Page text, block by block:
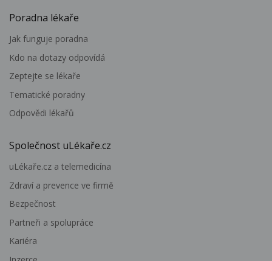
Poradna lékaře
Jak funguje poradna
Kdo na dotazy odpovídá
Zeptejte se lékaře
Tematické poradny
Odpovědi lékařů
Společnost uLékaře.cz
uLékaře.cz a telemedicína
Zdraví a prevence ve firmě
Bezpečnost
Partneři a spolupráce
Kariéra